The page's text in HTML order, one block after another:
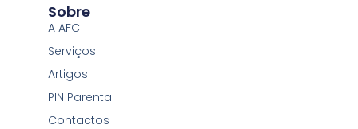
Sobre
A AFC
Serviços
Artigos
PIN Parental
Contactos